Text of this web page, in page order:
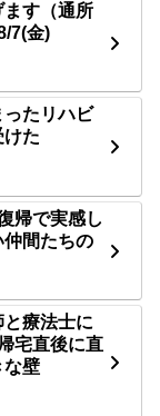
す（通所
7(金)
たリハビ
けた
帰で実感し
間たちの
療法士に
宅直後に直
な壁